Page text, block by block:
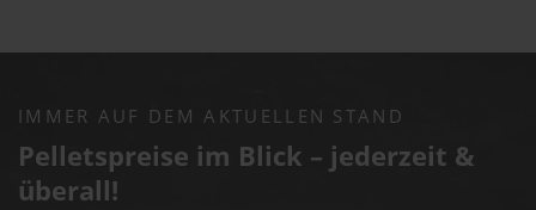
IMMER AUF DEM AKTUELLEN STAND
Pelletspreise im Blick – jederzeit &
überall!